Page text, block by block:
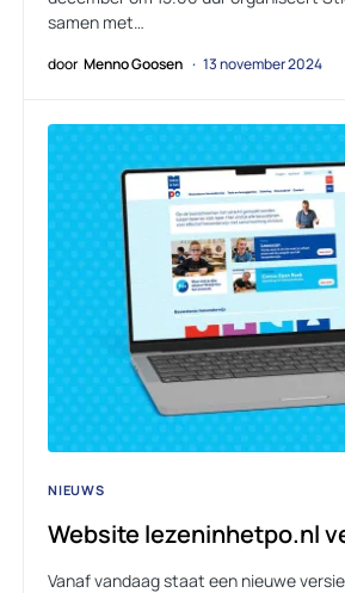
samen met…
door Menno Goosen 13 november 2024
NIEUWS
Website lezeninhetpo.nl
Vanaf vandaag staat een nieuwe versie